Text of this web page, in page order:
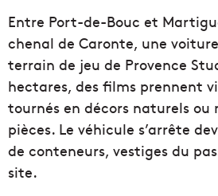
Entre Port-de-Bouc et
chenal de Caronte, une
terrain de jeu de Provence
hectares, des films prennent
tournés en décors naturels ou
pièces. Le véhicule s’arrête
de conteneurs, vestiges du
site.